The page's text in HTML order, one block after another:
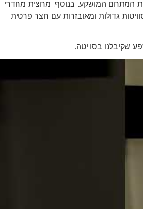
את המתחם המושקע. בנוסף, מחצית מחדרי
במלון 100 חדרים, בריכת שחייה וסוויטות גדולות ומאובזרות עם חצר פרטית
שקיבלנו בסוויטה.